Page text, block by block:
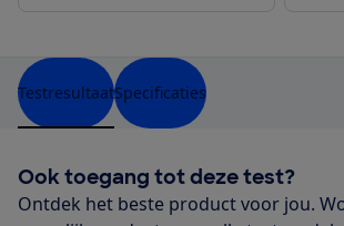
TestresultaatSpecificaties
Ook toegang tot deze test?
Ontdek het beste product voor jou.